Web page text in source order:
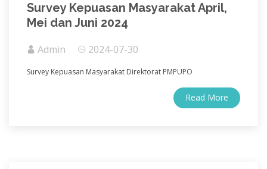
Survey Kepuasan Masyarakat April,
Mei dan Juni 2024
Admin 2024-07-30
Survey Kepuasan Masyarakat Direktorat PMPUPO
Read More